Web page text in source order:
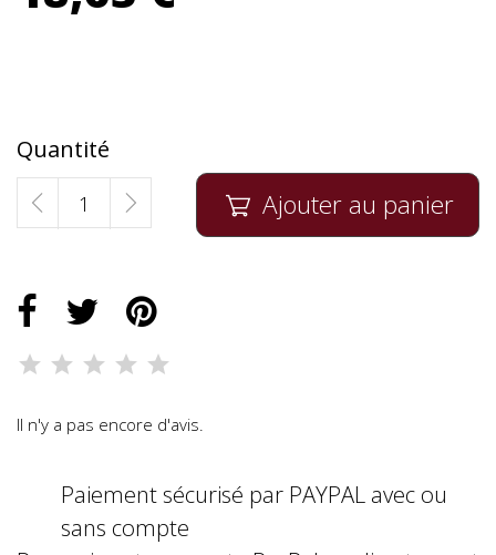
Quantité
 Ajouter au panier
Il n'y a pas encore d'avis.
Paiement sécurisé par PAYPAL avec ou
sans compte